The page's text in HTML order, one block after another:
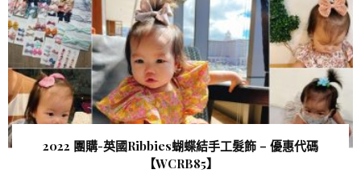
2022 團購-英國Ribbies蝴蝶結手工髮飾 – 優惠代碼
【WCRB85 】